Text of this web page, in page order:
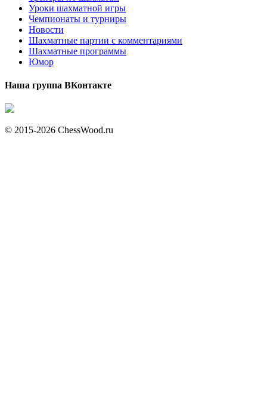
Уроки шахматной игры
Чемпионаты и турниры
Новости
Шахматные партии с комментариями
Шахматные программы
Юмор
Наша группа ВКонтакте
© 2015-2026 ChessWood.ru